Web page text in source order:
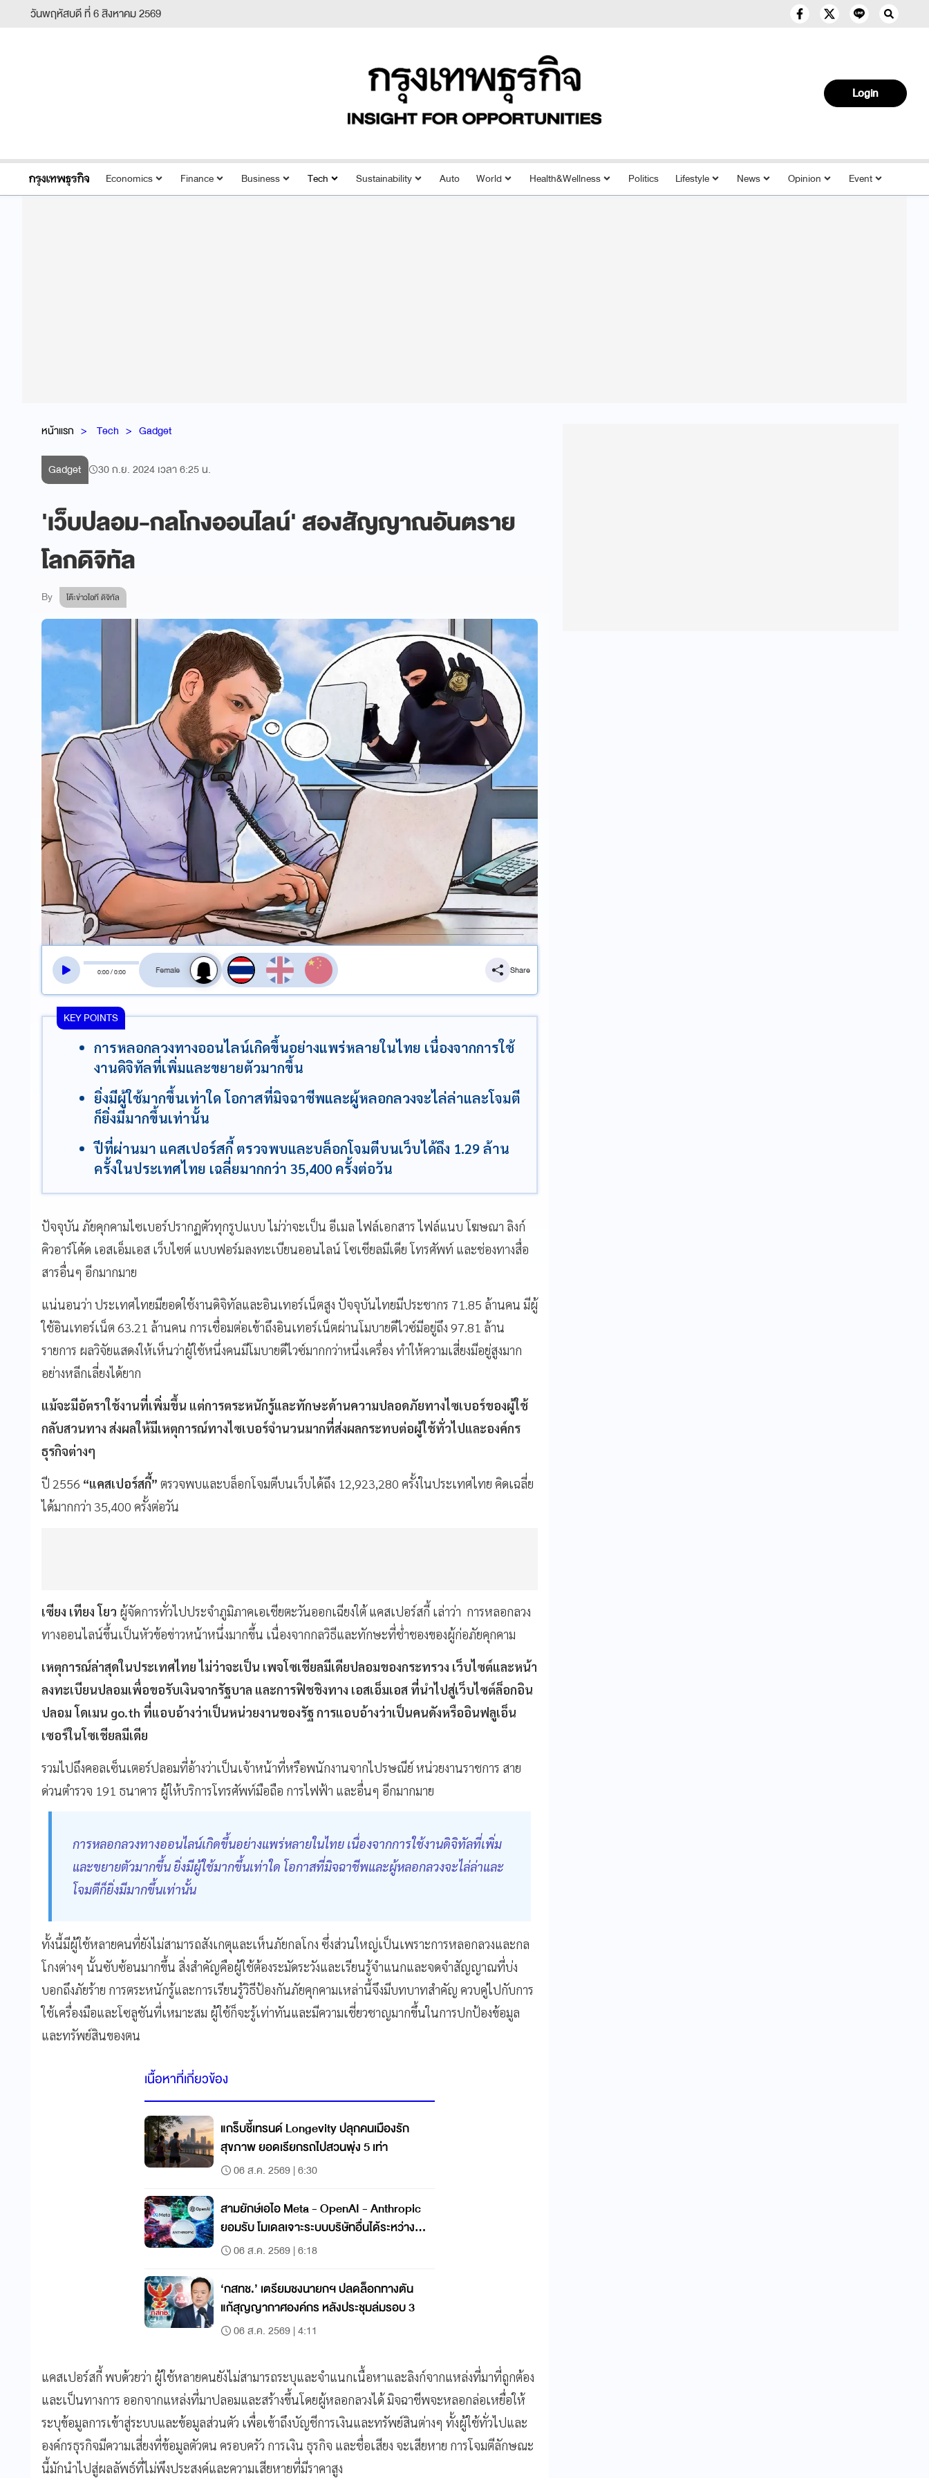
วันพฤหัสบดี ที่ 6 สิงหาคม 2569
Login
Economics Finance Business Tech Sustainability Auto World Health&Wellness Politics Lifestyle News Opinion Event
หน้าแรก Tech Gadget
Gadget 30 ก.ย. 2024 เวลา 6:25 น.
'เว็บปลอม-กลโกงออนไลน์' สองสัญญาณอันตราย
โลกดิจิทัล
By โต๊ะข่าวไอที ดิจิทัล
0:00/0:00
สลับเสียงอ่าน
Share
KEY POINTS
การหลอกลวงทางออนไลน์เกิดขึ้นอย่างแพร่หลายในไทย เนื่องจากการใช้
งานดิจิทัลที่เพิ่มและขยายตัวมากขึ้น
ยิ่งมีผู้ใช้มากขึ้นเท่าใด โอกาสที่มิจฉาชีพและผู้หลอกลวงจะไล่ล่าและโจมตี
ก็ยิ่งมีมากขึ้นเท่านั้น
ปีที่ผ่านมา แคสเปอร์สกี้ ตรวจพบและบล็อกโจมตีบนเว็บได้ถึง 1.29 ล้าน
ครั้งในประเทศไทย เฉลี่ยมากกว่า 35,400 ครั้งต่อวัน
ปัจจุบัน ภัยคุกคามไซเบอร์ปรากฏตัวทุกรูปแบบ ไม่ว่าจะเป็น อีเมล ไฟล์เอกสาร ไฟล์แนบ โฆษณา ลิงก์
คิวอาร์โค้ด เอสเอ็มเอส เว็บไซต์ แบบฟอร์มลงทะเบียนออนไลน์ โซเชียลมีเดีย โทรศัพท์ และช่องทางสื่อ
สารอื่นๆ อีกมากมาย
แน่นอนว่า ประเทศไทยมียอดใช้งานดิจิทัลและอินเทอร์เน็ตสูง ปัจจุบันไทยมีประชากร 71.85 ล้านคน มีผู้
ใช้อินเทอร์เน็ต 63.21 ล้านคน การเชื่อมต่อเข้าถึงอินเทอร์เน็ตผ่านโมบายดีไวซ์มีอยู่ถึง 97.81 ล้าน
รายการ ผลวิจัยแสดงให้เห็นว่าผู้ใช้หนึ่งคนมีโมบายดีไวซ์มากกว่าหนึ่งเครื่อง ทำให้ความเสี่ยงมีอยู่สูงมาก
อย่างหลีกเลี่ยงได้ยาก
แม้จะมีอัตราใช้งานที่เพิ่มขึ้น แต่การตระหนักรู้และทักษะด้านความปลอดภัยทางไซเบอร์ของผู้ใช้
กลับสวนทาง ส่งผลให้มีเหตุการณ์ทางไซเบอร์จำนวนมากที่ส่งผลกระทบต่อผู้ใช้ทั่วไปและองค์กร
ธุรกิจต่างๆ
ปี 2556 “แคสเปอร์สกี้” ตรวจพบและบล็อกโจมตีบนเว็บได้ถึง 12,923,280 ครั้งในประเทศไทย คิดเฉลี่ย
ได้มากกว่า 35,400 ครั้งต่อวัน
เซียง เทียง โยว ผู้จัดการทั่วไปประจำภูมิภาคเอเชียตะวันออกเฉียงใต้ แคสเปอร์สกี้ เล่าว่า การหลอกลวง
ทางออนไลน์ขึ้นเป็นหัวข้อข่าวหน้าหนึ่งมากขึ้น เนื่องจากกลวิธีและทักษะที่ช่ำชองของผู้ก่อภัยคุกคาม
เหตุการณ์ล่าสุดในประเทศไทย ไม่ว่าจะเป็น เพจโซเชียลมีเดียปลอมของกระทรวง เว็บไซต์และหน้า
ลงทะเบียนปลอมเพื่อขอรับเงินจากรัฐบาล และการฟิชชิงทาง เอสเอ็มเอส ที่นำไปสู่เว็บไซต์ล็อกอิน
ปลอม โดเมน go.th ที่แอบอ้างว่าเป็นหน่วยงานของรัฐ การแอบอ้างว่าเป็นคนดังหรืออินฟลูเอ็น
เซอร์ในโซเชียลมีเดีย
รวมไปถึงคอลเซ็นเตอร์ปลอมที่อ้างว่าเป็นเจ้าหน้าที่หรือพนักงานจากไปรษณีย์ หน่วยงานราชการ สาย
ด่วนตำรวจ 191 ธนาคาร ผู้ให้บริการโทรศัพท์มือถือ การไฟฟ้า และอื่นๆ อีกมากมาย
การหลอกลวงทางออนไลน์เกิดขึ้นอย่างแพร่หลายในไทย เนื่องจากการใช้งานดิจิทัลที่เพิ่ม
และขยายตัวมากขึ้น ยิ่งมีผู้ใช้มากขึ้นเท่าใด โอกาสที่มิจฉาชีพและผู้หลอกลวงจะไล่ล่าและ
โจมตีก็ยิ่งมีมากขึ้นเท่านั้น
ทั้งนี้มีผู้ใช้หลายคนที่ยังไม่สามารถสังเกตุและเห็นภัยกลโกง ซึ่งส่วนใหญ่เป็นเพราะการหลอกลวงและกล
โกงต่างๆ นั้นซับซ้อนมากขึ้น สิ่งสำคัญคือผู้ใช้ต้องระมัดระวังและเรียนรู้จำแนกและจดจำสัญญาณที่บ่ง
บอกถึงภัยร้าย การตระหนักรู้และการเรียนรู้วิธีป้องกันภัยคุกคามเหล่านี้จึงมีบทบาทสำคัญ ควบคู่ไปกับการ
ใช้เครื่องมือและโซลูชันที่เหมาะสม ผู้ใช้ก็จะรู้เท่าทันและมีความเชี่ยวชาญมากขึ้นในการปกป้องข้อมูล
และทรัพย์สินของตน
เนื้อหาที่เกี่ยวข้อง
แกร็บชี้เทรนด์ Longevity ปลุกคนเมืองรัก
สุขภาพ ยอดเรียกรถไปสวนพุ่ง 5 เท่า
06 ส.ค. 2569 | 6:30
สามยักษ์เอไอ Meta - OpenAI - Anthropic
ยอมรับ โมเดลเจาะระบบบริษัทอื่นได้ระหว่าง
ทดสอบ
06 ส.ค. 2569 | 6:18
‘กสทช.’ เตรียมชงนายกฯ ปลดล็อกทางตัน
แก้สุญญากาศองค์กร หลังประชุมล่มรอบ 3
06 ส.ค. 2569 | 4:11
แคสเปอร์สกี้ พบด้วยว่า ผู้ใช้หลายคนยังไม่สามารถระบุและจำแนกเนื้อหาและลิงก์จากแหล่งที่มาที่ถูกต้อง
และเป็นทางการ ออกจากแหล่งที่มาปลอมและสร้างขึ้นโดยผู้หลอกลวงได้ มิจฉาชีพจะหลอกล่อเหยื่อให้
ระบุข้อมูลการเข้าสู่ระบบและข้อมูลส่วนตัว เพื่อเข้าถึงบัญชีการเงินและทรัพย์สินต่างๆ ทั้งผู้ใช้ทั่วไปและ
องค์กรธุรกิจมีความเสี่ยงที่ข้อมูลตัวตน ครอบครัว การเงิน ธุรกิจ และชื่อเสียง จะเสียหาย การโจมตีลักษณะ
นี้มักนำไปสู่ผลลัพธ์ที่ไม่พึงประสงค์และความเสียหายที่มีราคาสูง